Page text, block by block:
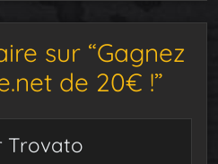
sur “Gagnez
de 20€ !”
Trovato